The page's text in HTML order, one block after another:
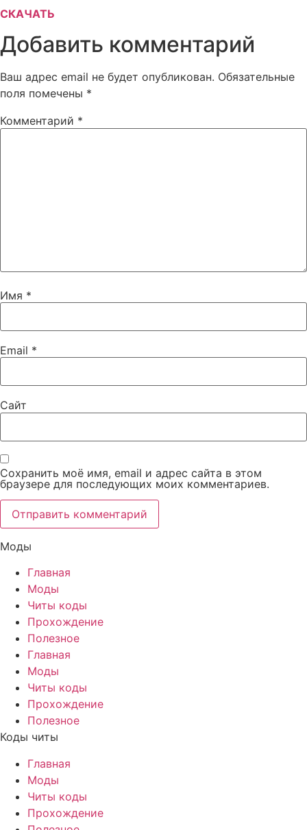
СКАЧАТЬ
Добавить комментарий
Ваш адрес email не будет опубликован. Обязательные
поля помечены *
Комментарий *
Имя *
Email *
Сайт
Сохранить моё имя, email и адрес сайта в этом
браузере для последующих моих комментариев.
Моды
Главная
Моды
Читы коды
Прохождение
Полезное
Главная
Моды
Читы коды
Прохождение
Полезное
Коды читы
Главная
Моды
Читы коды
Прохождение